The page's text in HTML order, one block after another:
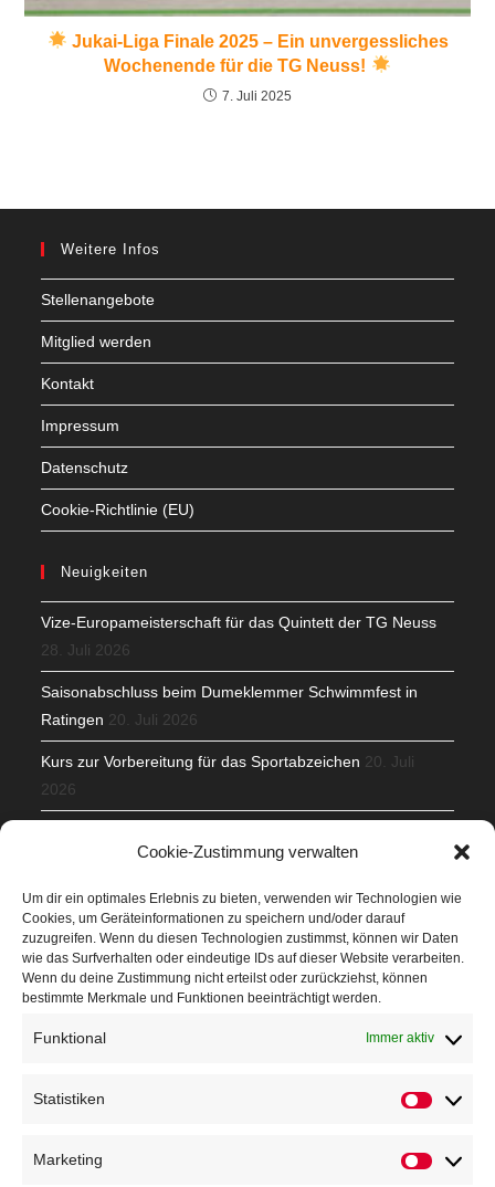
Cookie-Zustimmung verwalten
Um dir ein optimales Erlebnis zu bieten, verwenden wir Technologien wie
Cookies, um Geräteinformationen zu speichern und/oder darauf
zuzugreifen. Wenn du diesen Technologien zustimmst, können wir Daten
wie das Surfverhalten oder eindeutige IDs auf dieser Website verarbeiten.
Wenn du deine Zustimmung nicht erteilst oder zurückziehst, können
bestimmte Merkmale und Funktionen beeinträchtigt werden.
Funktional Immer aktiv
Statistiken
Marketing
Jukai-Liga Finale 2025 – Ein unvergessliches
Wochenende für die TG Neuss!
7. Juli 2025
Weitere Infos
Stellenangebote
Mitglied werden
Kontakt
Impressum
Datenschutz
Cookie-Richtlinie (EU)
Neuigkeiten
Vize-Europameisterschaft für das Quintett der TG Neuss
28. Juli 2026
Saisonabschluss beim Dumeklemmer Schwimmfest in
Ratingen 20. Juli 2026
Kurs zur Vorbereitung für das Sportabzeichen 20. Juli
2026
Veranstaltungen
Höffner Run
Kindersportfest